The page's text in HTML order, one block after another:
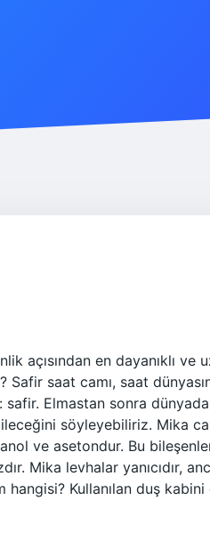
açısından en dayanıklı ve
saat camı, saat
safir. Elmastan sonra
söyleyebiliriz. Mika
ve asetondur. Bu
Mika levhalar yanıcıdır,
Kullanılan duş kabini